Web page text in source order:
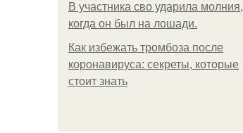
В участника сво ударила молния,
когда он был на лошади.
Как избежать тромбоза после
коронавируса: секреты, которые
стоит знать